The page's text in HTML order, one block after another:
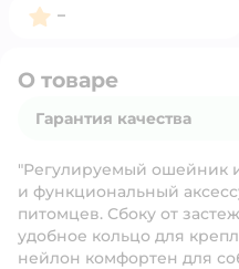
Рейтинг:
–
О товаре
Гарантия качества
"Регулируемый ошейник
и функциональный
питомцев. Сбоку от
удобное кольцо для
нейлон комфортен для